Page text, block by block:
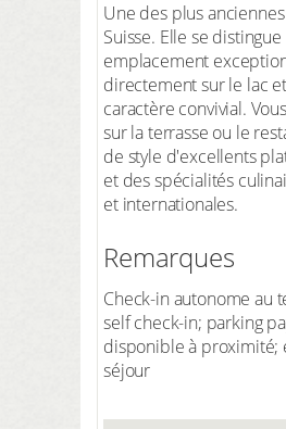
Une des plus
Suisse. Elle se
emplacement
directement sur le lac
caractère convivial.
sur la terrasse ou le
de style d'excellents
et des spécialités
et internationales.
Remarques
Check-in autonome au
self check-in; parking
disponible à proximité;
séjour